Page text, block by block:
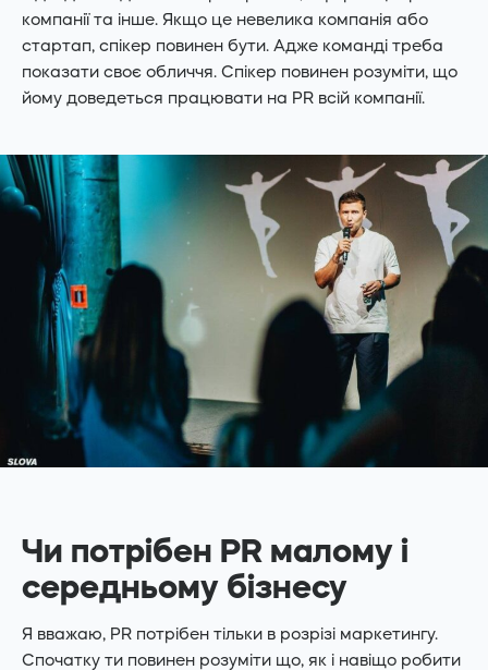
компанії та інше. Якщо це невелика компанія або
стартап, спікер повинен бути. Адже команді треба
показати своє обличчя. Спікер повинен розуміти, що
йому доведеться працювати на PR всій компанії.
Чи потрібен PR малому і
середньому бізнесу
Я вважаю, PR потрібен тільки в розрізі маркетингу.
Спочатку ти повинен розуміти що, як і навіщо робити